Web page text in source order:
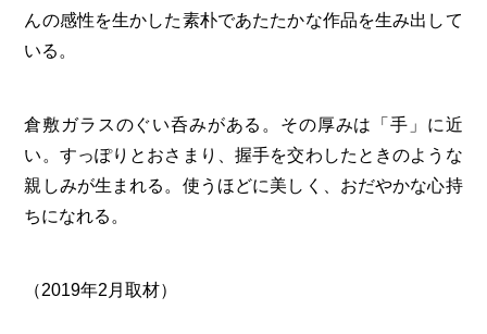
んの感性を生かした素朴であたたかな作品を生み出して
いる。
倉敷ガラスのぐい呑みがある。その厚みは「手」に近
い。すっぽりとおさまり、握手を交わしたときのような
親しみが生まれる。使うほどに美しく、おだやかな心持
ちになれる。
（2019年2月取材）